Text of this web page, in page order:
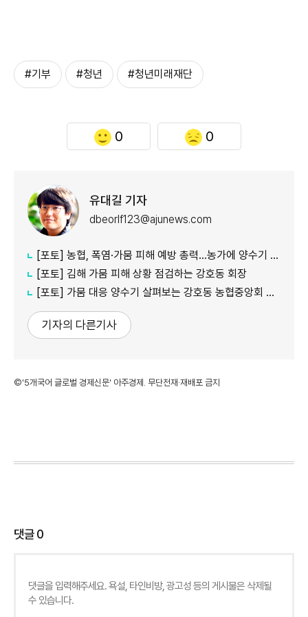
#기부 #청년 #청년미래재단
0 0
유대길 기자
dbeorlf123@ajunews.com
[포토] 농협, 폭염·가뭄 피해 예방 총력…농가에 양수기 지원
[포토] 김해 가뭄 피해 상황 점검하는 강호동 회장
[포토] 가뭄 대응 양수기 살펴보는 강호동 농협중앙회 회장
기자의 다른기사
©'5개국어 글로벌 경제신문' 아주경제. 무단전재·재배포 금지
댓글0